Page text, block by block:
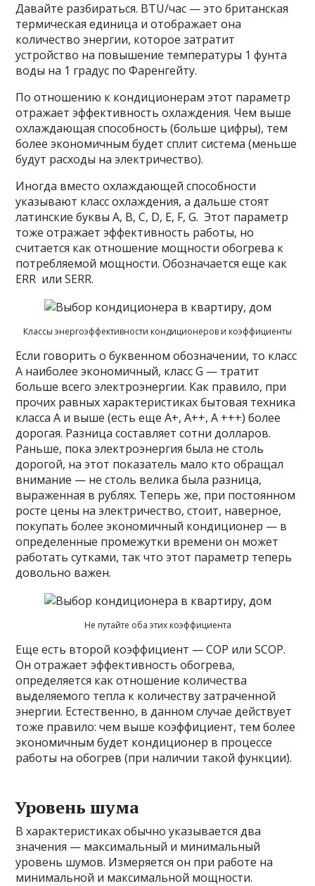
Давайте разбираться. BTU/час — это британская
термическая единица и отображает она
количество энергии, которое затратит
устройство на повышение температуры 1 фунта
воды на 1 градус по Фаренгейту.
По отношению к кондиционерам этот параметр
отражает эффективность охлаждения. Чем выше
охлаждающая способность (больше цифры), тем
более экономичным будет сплит система (меньше
будут расходы на электричество).
Иногда вместо охлаждающей способности
указывают класс охлаждения, а дальше стоят
латинские буквы A, B, C, D, E, F, G. Этот параметр
тоже отражает эффективность работы, но
считается как отношение мощности обогрева к
потребляемой мощности. Обозначается еще как
ERR или SERR.
Классы энергоэффективности кондиционеров и коэффициенты
Если говорить о буквенном обозначении, то класс
A наиболее экономичный, класс G — тратит
больше всего электроэнергии. Как правило, при
прочих равных характеристиках бытовая техника
класса A и выше (есть еще A+, A++, A +++) более
дорогая. Разница составляет сотни долларов.
Раньше, пока электроэнергия была не столь
дорогой, на этот показатель мало кто обращал
внимание — не столь велика была разница,
выраженная в рублях. Теперь же, при постоянном
росте цены на электричество, стоит, наверное,
покупать более экономичный кондиционер — в
определенные промежутки времени он может
работать сутками, так что этот параметр теперь
довольно важен.
Не путайте оба этих коэффициента
Еще есть второй коэффициент — COP или SCOP.
Он отражает эффективность обогрева,
определяется как отношение количества
выделяемого тепла к количеству затраченной
энергии. Естественно, в данном случае действует
тоже правило: чем выше коэффициент, тем более
экономичным будет кондиционер в процессе
работы на обогрев (при наличии такой функции).
Уровень шума
В характеристиках обычно указывается два
значения — максимальный и минимальный
уровень шумов. Измеряется он при работе на
минимальной и максимальной мощности.